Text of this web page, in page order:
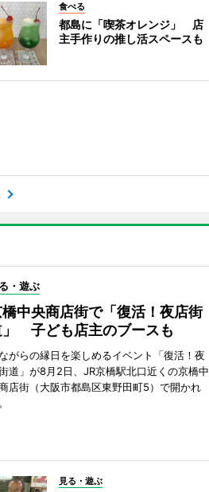
食べる
都島に「喫茶オレンジ」 店
主手作りの推し活スペースも
・遊ぶ
中央商店街で「復活！夜店街
」 子ども店主のブースも
がらの縁日を楽しめるイベント「復活！夜
道」が8月2日、JR京橋駅北口近くの京橋中
店街（大阪市都島区東野田町5）で開かれ
見る・遊ぶ